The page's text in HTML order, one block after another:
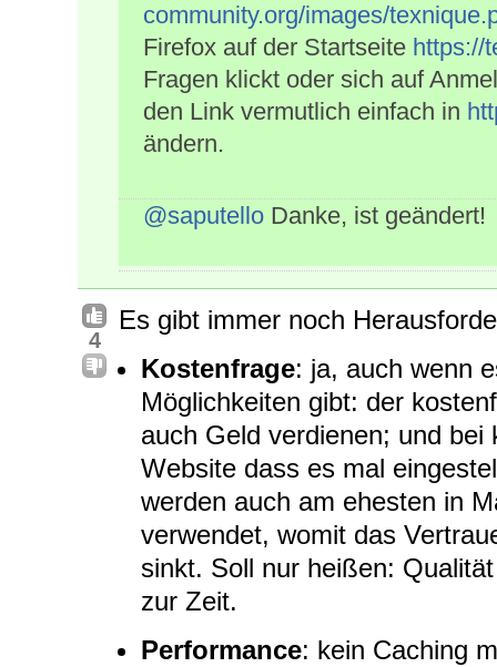
community.org/images/
Firefox auf der Startseite https://
Fragen klickt oder sich auf
den Link vermutlich einfach in
ändern.
@saputello Danke, ist geändert!
4
Es gibt immer noch
Kostenfrage: ja, auch wenn
Möglichkeiten gibt: der
auch Geld verdienen; und
Website dass es mal
werden auch am ehesten in
verwendet, womit das
sinkt. Soll nur heißen:
zur Zeit.
Performance: kein Caching